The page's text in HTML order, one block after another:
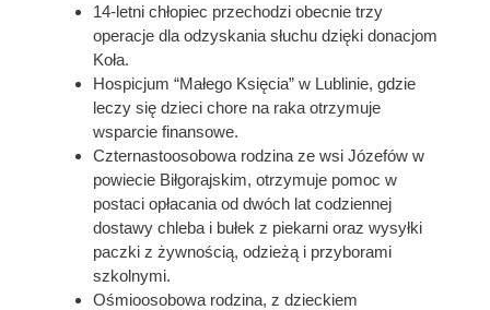
14-letni chłopiec przechodzi obecnie trzy
operacje dla odzyskania słuchu dzięki donacjom
Koła.
Hospicjum “Małego Księcia” w Lublinie, gdzie
leczy się dzieci chore na raka otrzymuje
wsparcie finansowe.
Czternastoosobowa rodzina ze wsi Józefów w
powiecie Biłgorajskim, otrzymuje pomoc w
postaci opłacania od dwóch lat codziennej
dostawy chleba i bułek z piekarni oraz wysyłki
paczki z żywnością, odzieżą i przyborami
szkolnymi.
Ośmioosobowa rodzina, z dzieckiem